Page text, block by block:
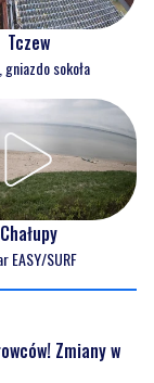
Tczew
gniazdo sokoła
Chałupy
EASY/SURF
Zmiany w